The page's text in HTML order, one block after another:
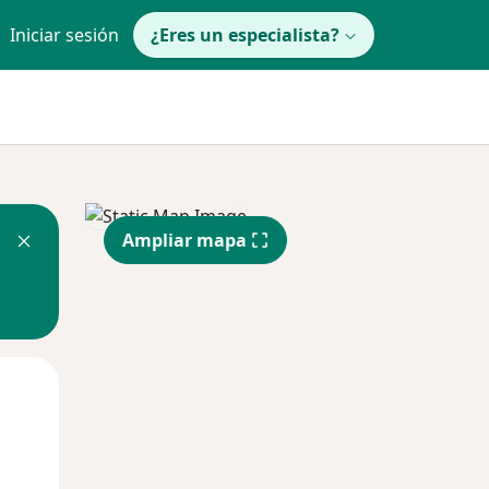
Iniciar sesión ¿Eres un especialista?
Ampliar mapa